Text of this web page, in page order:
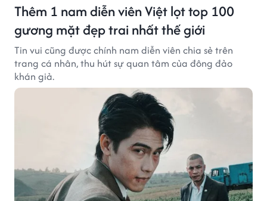
Thêm 1 nam diễn viên Việt lọt top 100
gương mặt đẹp trai nhất thế giới
Tin vui cũng được chính nam diễn viên chia sẻ trên
trang cá nhân, thu hút sự quan tâm của đông đảo
khán giả.